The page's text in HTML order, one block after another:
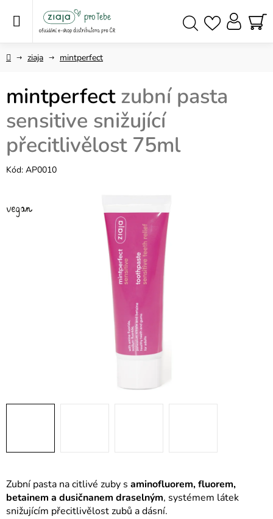
Domůziaja mintperfect
Zubní pasta na citlivé zuby s aminofluorem, fluorem,
betainem a dusičnanem draselným, systémem látek
snižujícím přecitlivělost zubů a dásní.
mintperfectzubní pasta
sensitive snižující
přecitlivělost 75ml
Kód: AP0010